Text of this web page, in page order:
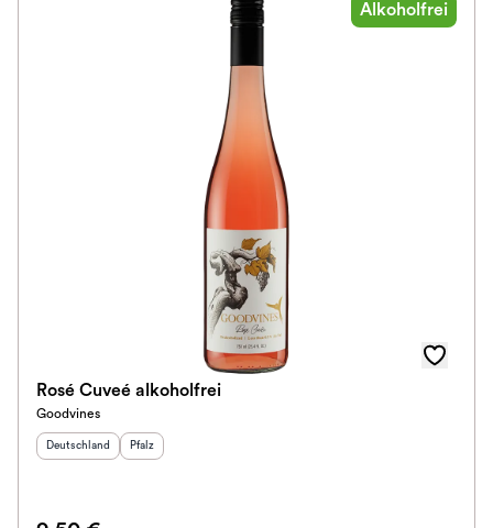
Alkoholfrei
Rosé Cuveé alkoholfrei
Goodvines
Herkunftsland
Deutschland Herkunftsregion
Pfalz